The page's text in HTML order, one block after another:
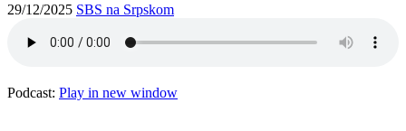
29/12/2025 SBS na Srpskom
Podcast: Play in new window